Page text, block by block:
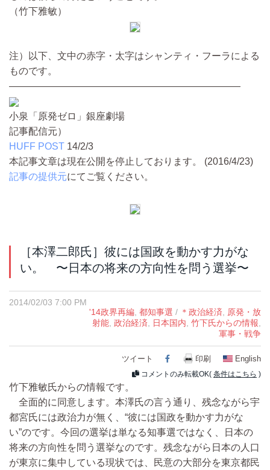
（竹下雅敏）
注）以下、文中の赤字・太字はシャンティ・フーラによる
ものです。
————————————————————————
小泉「原発ゼロ」銀座劇場
記事配信元）
HUFF POST 14/2/3
本記事文章は現在公開を停止しております。 (2016/4/23)
記事の提供元にてご覧ください。
［本澤二郎氏］彼には国政を動かす力がな
い。 〜日本の将来の方向性を問う選挙〜
2014/02/03 7:00 PM
'14政界再編 都知事選 / ＊政治経済
原発・放
射能 政治経済 日本国内 竹下氏からの情報
軍事・戦争
ツイート Facebook
印刷 English
コメントのみ転載OK( 条件はこちら )
竹下雅敏氏からの情報です。
全面的に同意します。本澤氏の言う通り、残念ながら宇
都宮氏には政治力が無く、“彼には国政を動かす力がな
い”のです。今回の選挙は単なる知事選ではなく、日本の
将来の方向性を問う選挙なのです。残念ながら日本の人口
が東京に集中している現状では、民意の大部分を東京都民